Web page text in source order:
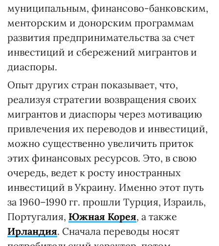
муниципальным, финансово-банковским,
менторским и донорским программам
развития предпринимательства за счет
инвестиций и сбережений мигрантов и
диаспоры.
Опыт других стран показывает, что,
реализуя стратегии возвращения своих
мигрантов и диаспоры через мотивацию
привлечения их переводов и инвестиций,
можно существенно увеличить приток
этих финансовых ресурсов. Это, в свою
очередь, ведет к росту иностранных
инвестиций в Украину. Именно этот путь
за 1960–1990 гг. прошли Турция, Израиль,
Португалия, Южная Корея, а также
Ирландия. Сначала переводы носят